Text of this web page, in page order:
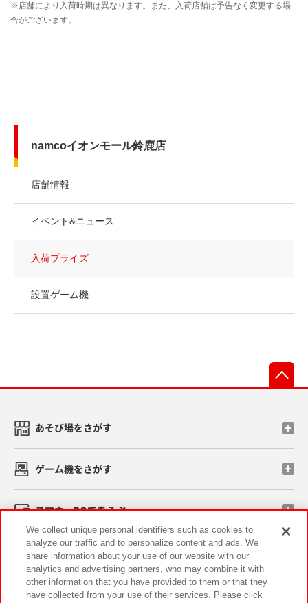
namcoイオンモール鈴鹿店
店舗情報
イベント&ニュース
入荷プライズ
設置ゲーム機
あそび場をさがす
ゲーム機をさがす
スマホ・PCであそぶ
イベント・キャンペーン
We collect unique personal identifiers such as cookies to
analyze our traffic and to personalize content and ads. We
share information about your use of our website with our
analytics and advertising partners, who may combine it with
other information that you have provided to them or that they
have collected from your use of their services. Please click